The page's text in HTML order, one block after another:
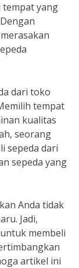
tempat yang
dari toko
tempat
kualitas
seorang
sepeda dari
sepeda yang
Anda tidak
Jadi,
membeli
artikel ini